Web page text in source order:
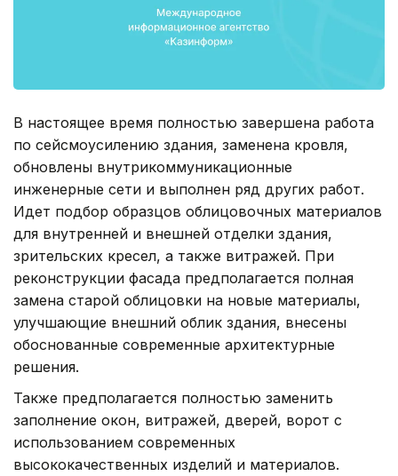
В настоящее время полностью завершена работа
по сейсмоусилению здания, заменена кровля,
обновлены внутрикоммуникационные
инженерные сети и выполнен ряд других работ.
Идет подбор образцов облицовочных материалов
для внутренней и внешней отделки здания,
зрительских кресел, а также витражей. При
реконструкции фасада предполагается полная
замена старой облицовки на новые материалы,
улучшающие внешний облик здания, внесены
обоснованные современные архитектурные
решения.
Также предполагается полностью заменить
заполнение окон, витражей, дверей, ворот с
использованием современных
высококачественных изделий и материалов.